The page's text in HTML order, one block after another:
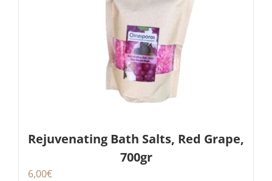
Rejuvenating Bath Salts, Red Grape,
700gr
6,00€